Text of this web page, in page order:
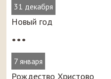
31 декабря
Новый год
•••
7 января
Рождество Христово